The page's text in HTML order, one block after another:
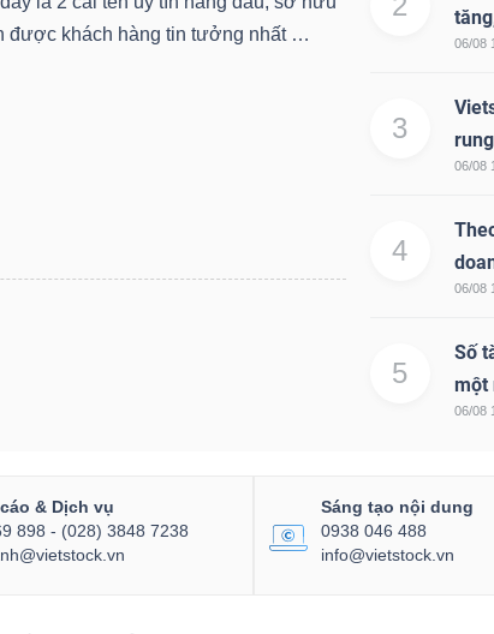
được khách hàng tin tưởng nhất …
06/08
3
06/08
4
06/08
5
Số
một
06/08
& Dịch vụ
898 - (028) 3848 7238
Sáng tạo nội dung
0938 046 488
info@vietstock.vn